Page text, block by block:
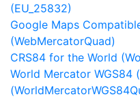
(EU_25832)
Google Maps
(WebMercatorQuad)
CRS84 for the World
World Mercator WGS84